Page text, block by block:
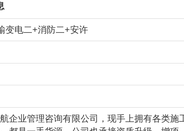
变电二+消防二+安许
企业管理咨询有限公司，现手上拥有各类施